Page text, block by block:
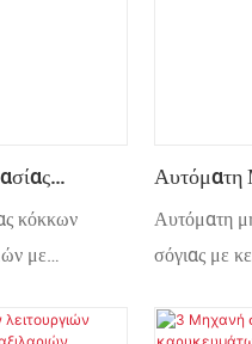
Απόδοσης
κόκκων
με
και
Αυτόματη
Γάλακτος
Πίσω
Αλεύρι,
Αυτόματη
σόγιας με
ζάχαρη